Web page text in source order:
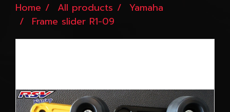
Home All products
Yamaha
Frame slider R1-09